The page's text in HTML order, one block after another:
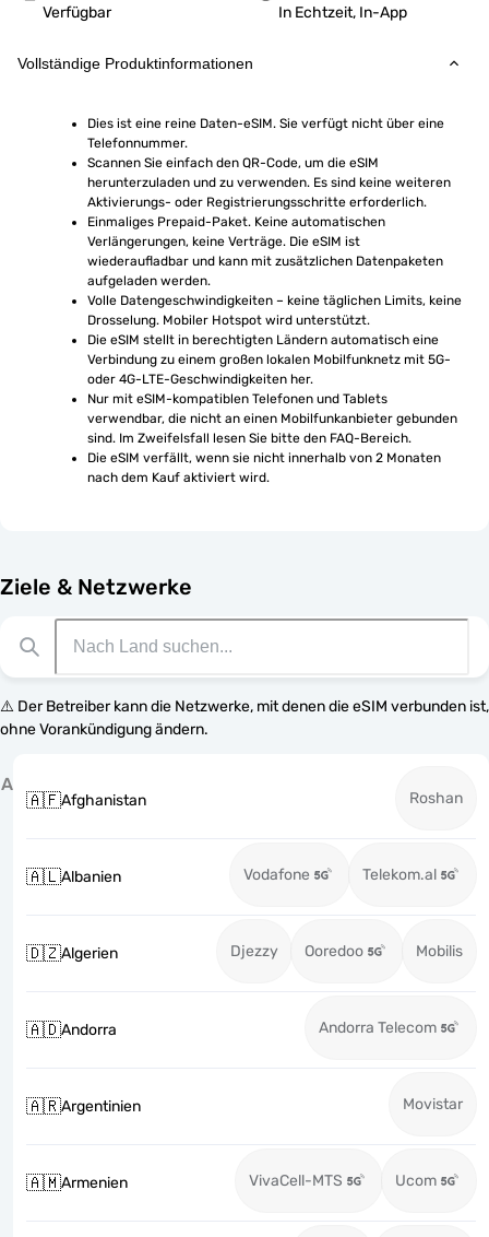
Verfügbar In Echtzeit, In-App
Vollständige Produktinformationen
Dies ist eine reine Daten-eSIM. Sie verfügt nicht über eine
Telefonnummer.
Scannen Sie einfach den QR-Code, um die eSIM
herunterzuladen und zu verwenden. Es sind keine weiteren
Aktivierungs- oder Registrierungsschritte erforderlich.
Einmaliges Prepaid-Paket. Keine automatischen
Verlängerungen, keine Verträge. Die eSIM ist
wiederaufladbar und kann mit zusätzlichen Datenpaketen
aufgeladen werden.
Volle Datengeschwindigkeiten – keine täglichen Limits, keine
Drosselung. Mobiler Hotspot wird unterstützt.
Die eSIM stellt in berechtigten Ländern automatisch eine
Verbindung zu einem großen lokalen Mobilfunknetz mit 5G-
oder 4G-LTE-Geschwindigkeiten her.
Nur mit eSIM-kompatiblen Telefonen und Tablets
verwendbar, die nicht an einen Mobilfunkanbieter gebunden
sind. Im Zweifelsfall lesen Sie bitte den FAQ-Bereich.
Die eSIM verfällt, wenn sie nicht innerhalb von 2 Monaten
nach dem Kauf aktiviert wird.
Ziele & Netzwerke
⚠️ Der Betreiber kann die Netzwerke, mit denen die eSIM verbunden ist,
ohne Vorankündigung ändern.
A
🇦🇫Afghanistan Roshan
🇦🇱Albanien Vodafone Telekom.al
🇩🇿Algerien Djezzy Ooredoo Mobilis
🇦🇩Andorra Andorra Telecom
🇦🇷Argentinien Movistar
🇦🇲Armenien VivaCell-MTS Ucom